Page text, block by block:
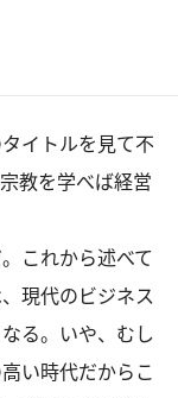
イトルを見て不
教を学べば経営
これから述べて
現代のビジネス
る。いや、むし
い時代だからこ